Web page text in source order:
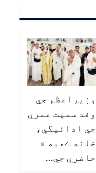
وزيراعظم جي
وفد سميت عمري
جي ادائيگي،
خانه ڪعبه ۾
حاضري جي…